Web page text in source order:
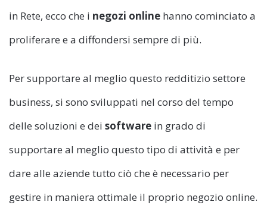
in Rete, ecco che i negozi online hanno cominciato a
proliferare e a diffondersi sempre di più.
Per supportare al meglio questo redditizio settore
business, si sono sviluppati nel corso del tempo
delle soluzioni e dei software in grado di
supportare al meglio questo tipo di attività e per
dare alle aziende tutto ciò che è necessario per
gestire in maniera ottimale il proprio negozio online.